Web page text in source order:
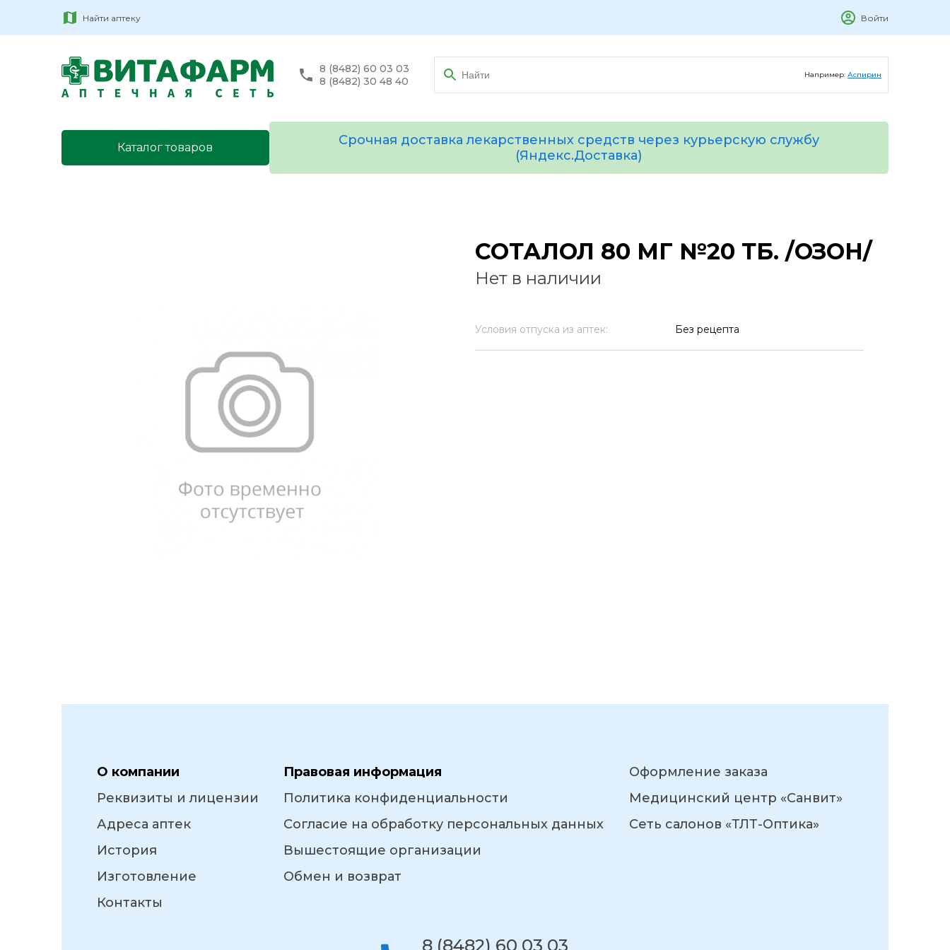
Найти аптеку Войти
8 (8482) 60 03 03
8 (8482) 30 48 40
Например: Аспирин
Каталог товаров
Срочная доставка лекарственных средств через курьерскую службу
(Яндекс.Доставка)
СОТАЛОЛ 80 МГ №20 ТБ. /ОЗОН/
Нет в наличии
Условия отпуска из аптек: Без рецепта
О компании
Реквизиты и лицензии
Адреса аптек
История
Изготовление
Контакты
Правовая информация
Политика конфиденциальности
Согласие на обработку персональных данных
Вышестоящие организации
Обмен и возврат
Оформление заказа
Медицинский центр «Санвит»
Сеть салонов «ТЛТ-Оптика»
8 (8482) 60 03 03